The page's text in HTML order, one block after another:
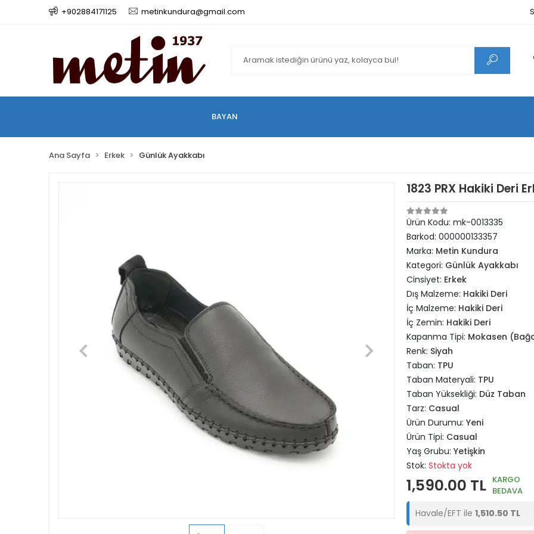
+902884171125 metinkundura@gmail.com
BAYAN
Ana Sayfa Erkek Günlük Ayakkabı
1823 PRX Hakiki Deri
Ürün Kodu: mk-0013335
Barkod: 000000133357
Marka: Metin Kundura
Kategori: Günlük Ayakkabı
Cinsiyet: Erkek
Dış Malzeme: Hakiki Deri
İç Malzeme: Hakiki Deri
İç Zemin: Hakiki Deri
Kapanma Tipi: Mokasen
Renk: Siyah
Taban: TPU
Taban Materyali: TPU
Taban Yüksekliği: Düz Taban
Tarz: Casual
Ürün Durumu: Yeni
Ürün Tipi: Casual
Yaş Grubu: Yetişkin
Stok: Stokta yok
1,590.00 TL KARGO
BEDAVA
Havale/EFT ile 1,510.50 TL